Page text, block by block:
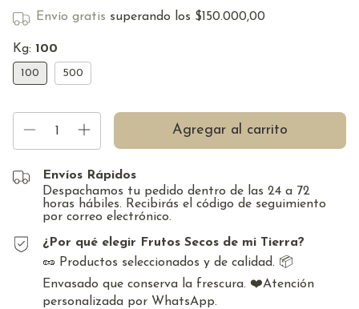
Envío gratis superando los $150.000,00
Kg: 100
100 500
Envíos Rápidos
Despachamos tu pedido dentro de las 24 a 72
horas hábiles. Recibirás el código de seguimiento
por correo electrónico.
¿Por qué elegir Frutos Secos de mi Tierra?
🥜 Productos seleccionados y de calidad. 📦
Envasado que conserva la frescura. ❤️Atención
personalizada por WhatsApp.